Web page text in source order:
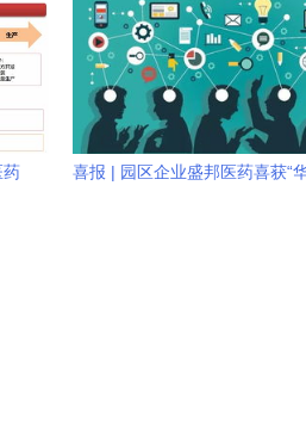
药
喜报 | 园区企业盛邦医药喜获“